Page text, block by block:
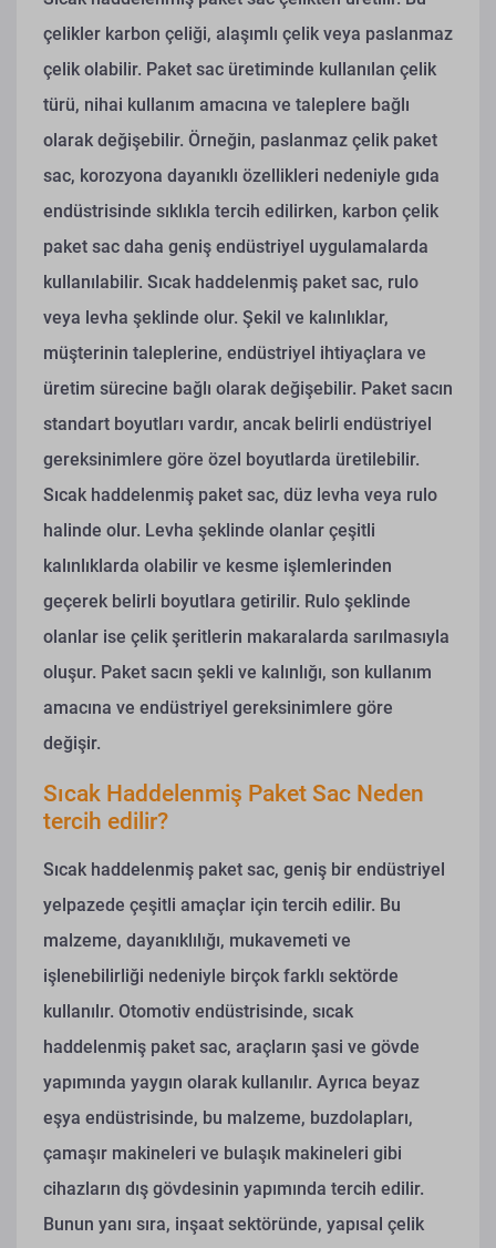
çelikler karbon çeliği, alaşımlı çelik veya paslanmaz
çelik olabilir. Paket sac üretiminde kullanılan çelik
türü, nihai kullanım amacına ve taleplere bağlı
olarak değişebilir. Örneğin, paslanmaz çelik paket
sac, korozyona dayanıklı özellikleri nedeniyle gıda
endüstrisinde sıklıkla tercih edilirken, karbon çelik
paket sac daha geniş endüstriyel uygulamalarda
kullanılabilir. Sıcak haddelenmiş paket sac, rulo
veya levha şeklinde olur. Şekil ve kalınlıklar,
müşterinin taleplerine, endüstriyel ihtiyaçlara ve
üretim sürecine bağlı olarak değişebilir. Paket sacın
standart boyutları vardır, ancak belirli endüstriyel
gereksinimlere göre özel boyutlarda üretilebilir.
Sıcak haddelenmiş paket sac, düz levha veya rulo
halinde olur. Levha şeklinde olanlar çeşitli
kalınlıklarda olabilir ve kesme işlemlerinden
geçerek belirli boyutlara getirilir. Rulo şeklinde
olanlar ise çelik şeritlerin makaralarda sarılmasıyla
oluşur. Paket sacın şekli ve kalınlığı, son kullanım
amacına ve endüstriyel gereksinimlere göre
değişir.
Sıcak Haddelenmiş Paket Sac Neden
tercih edilir?
Sıcak haddelenmiş paket sac, geniş bir endüstriyel
yelpazede çeşitli amaçlar için tercih edilir. Bu
malzeme, dayanıklılığı, mukavemeti ve
işlenebilirliği nedeniyle birçok farklı sektörde
kullanılır. Otomotiv endüstrisinde, sıcak
haddelenmiş paket sac, araçların şasi ve gövde
yapımında yaygın olarak kullanılır. Ayrıca beyaz
eşya endüstrisinde, bu malzeme, buzdolapları,
çamaşır makineleri ve bulaşık makineleri gibi
cihazların dış gövdesinin yapımında tercih edilir.
Bunun yanı sıra, inşaat sektöründe, yapısal çelik